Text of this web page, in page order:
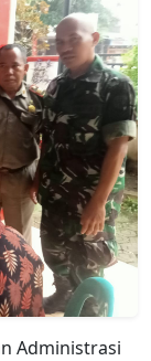
Administrasi